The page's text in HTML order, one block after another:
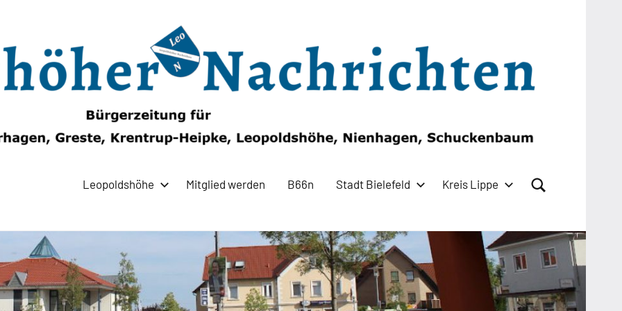
Leopoldshöhe Mitglied werden B66n Stadt Bielefeld Kreis Lippe